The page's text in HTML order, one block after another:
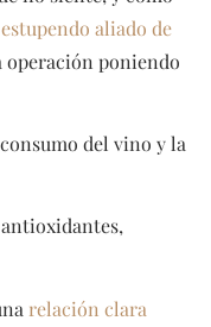
aliado de
operación poniendo
del vino y la
relación clara